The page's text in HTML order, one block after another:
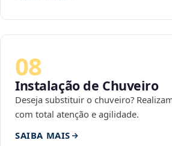
08
Instalação de Chuveiro
Deseja substituir o chuveiro?
com total atenção e agilidade.
SAIBA MAIS